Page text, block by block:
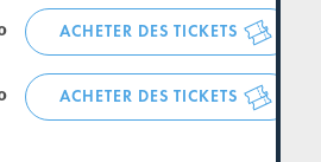
ACHETER DES TICKETS
ACHETER DES TICKETS